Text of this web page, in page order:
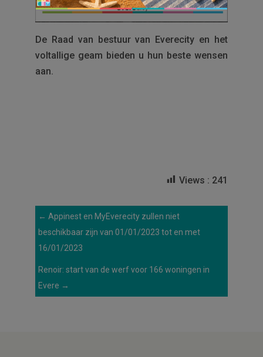
De Raad van bestuur van Everecity en het
voltallige geam bieden u hun beste wensen
aan.
Views : 241
← Appinest en MyEverecity zullen niet
beschikbaar zijn van 01/01/2023 tot en met
16/01/2023
Renoir: start van de werf voor 166 woningen in
Evere →